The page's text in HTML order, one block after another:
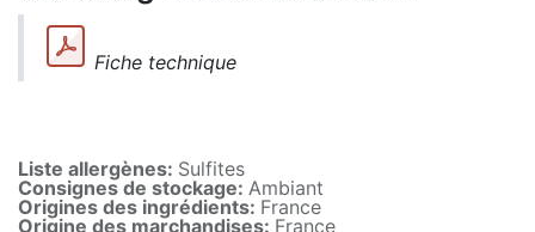
Fiche technique
Liste allergènes: Sulfites
Consignes de stockage: Ambiant
Origines des ingrédients: France
Origine des marchandises: France